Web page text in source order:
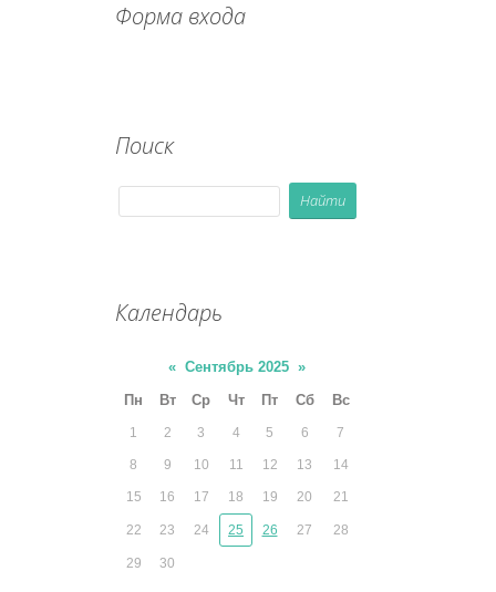
Форма входа
Поиск
Календарь
« Сентябрь 2025 »
Пн
Вт Ср Чт Пт Сб Вс
1 2 3 4 5 6 7
8 9 10 11 12 13 14
15 16 17 18 19 20 21
22 23 24 25 26 27 28
29 30